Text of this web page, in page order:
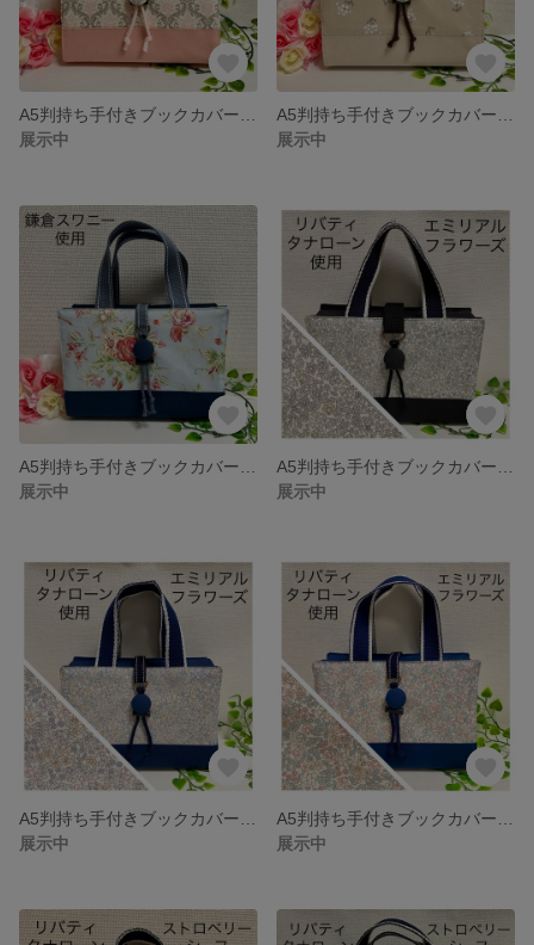
展示中
展示中
展示中
展示中
展示中
展示中